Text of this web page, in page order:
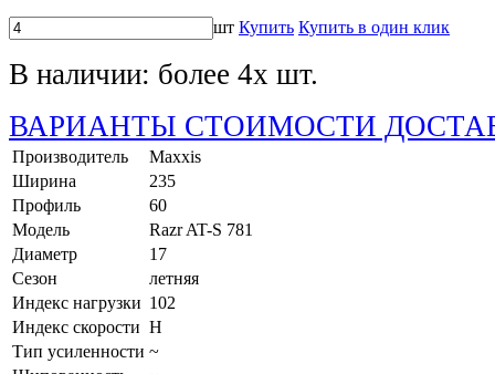
шт Купить Купить в один клик
В наличии: более 4х шт.
ВАРИАНТЫ СТОИМОСТИ
Производитель
Maxxis
Ширина
235
Профиль
60
Модель
Razr AT-S 781
Диаметр
17
Сезон
летняя
Индекс нагрузки 102
Индекс скорости H
Тип усиленности ~